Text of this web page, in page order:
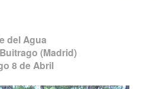
del Agua
(Madrid)
8 de Abril